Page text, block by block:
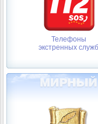
Телефоны
экстренных служб